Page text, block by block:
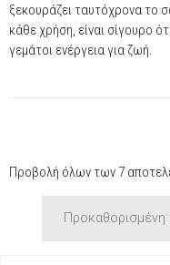
ξεκουράζει ταυτόχρονα το
κάθε χρήση, είναι σίγουρο
γεμάτοι ενέργεια για ζωή.
Προβολή όλων των 7